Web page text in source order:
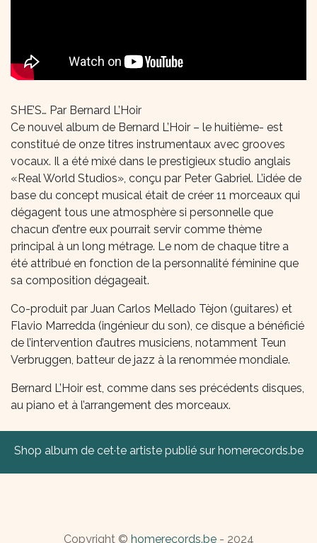
SHE’S… Par Bernard L’Hoir
Ce nouvel album de Bernard L’Hoir – le huitième- est
constitué de onze titres instrumentaux avec grooves
vocaux. Il a été mixé dans le prestigieux studio anglais
«Real World Studios», conçu par Peter Gabriel. L’idée de
base du concept musical était de créer 11 morceaux qui
dégagent tous une atmosphère si personnelle que
chacun d’entre eux pourrait servir comme thème
principal à un long métrage. Le nom de chaque titre a
été attribué en fonction de la personnalité féminine que
sa composition dégageait.
Co-produit par Juan Carlos Mellado Tèjon (guitares) et
Flavio Marredda (ingénieur du son), ce disque a bénéficié
de l’intervention d’autres musiciens, notamment Teun
Verbruggen, batteur de jazz à la renommée mondiale.
Bernard L’Hoir est, comme dans ses précédents disques,
au piano et à l’arrangement des morceaux.
Shop album de cet·te artiste publié sur homerecords.be
Copyright © homerecords.be- 2024